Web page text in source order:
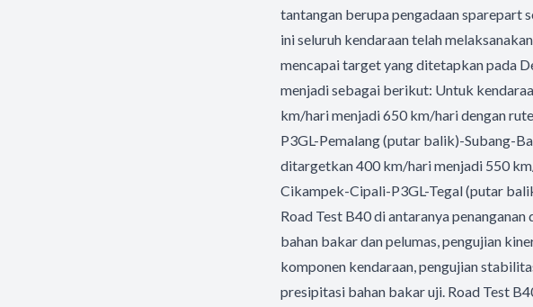
tantangan berupa pengadaan sparepart
ini seluruh kendaraan telah
mencapai target yang ditetapkan pada
menjadi sebagai berikut: Untuk
km/hari menjadi 650 km/hari dengan
P3GL-Pemalang (putar balik)-Subang-
ditargetkan 400 km/hari menjadi 550
Cikampek-Cipali-P3GL-Tegal (putar
Road Test B40 di antaranya
bahan bakar dan pelumas, pengujian
komponen kendaraan, pengujian
presipitasi bahan bakar uji. Road Test